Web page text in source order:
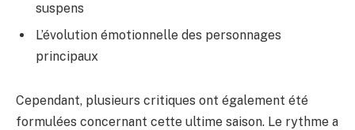
suspens
L’évolution émotionnelle des personnages
principaux
Cependant, plusieurs critiques ont également été
formulées concernant cette ultime saison. Le rythme a